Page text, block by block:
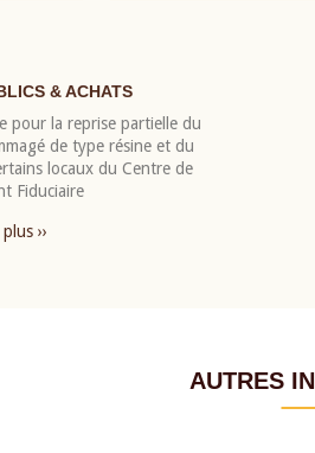
& ACHATS
pour la reprise partielle du
de type résine et du
locaux du Centre de
Fiduciaire
››
AUTRES